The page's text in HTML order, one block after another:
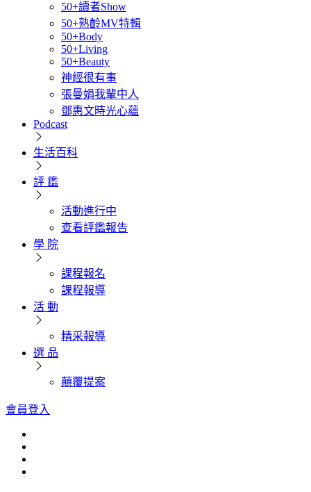
50+讀者Show
50+熟齡MV特輯
50+Body
50+Living
50+Beauty
神經很有事
張曼娟我輩中人
鄧惠文時光心蘊
Podcast
生活百科
評 鑑
活動進行中
查看評鑑報告
學 院
課程報名
課程報導
活 動
精采報導
選 品
顛覆提案
會員登入